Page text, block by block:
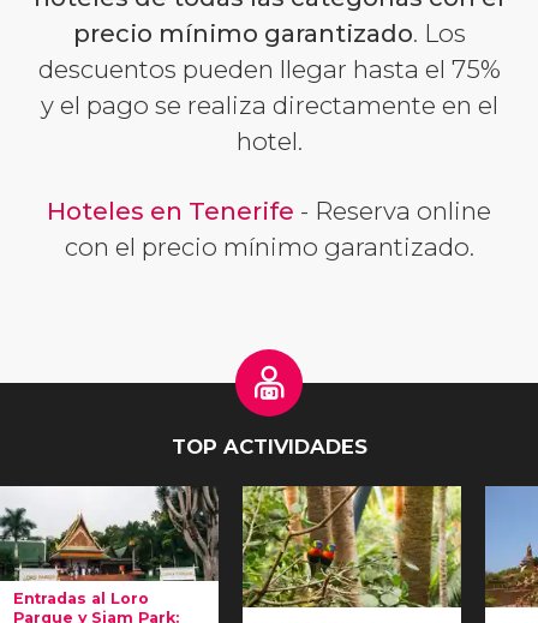
precio mínimo garantizado. Los
descuentos pueden llegar hasta el 75%
y el pago se realiza directamente en el
hotel.
Hoteles en Tenerife - Reserva online
con el precio mínimo garantizado.
TOP ACTIVIDADES
Entradas al Loro
Parque y Siam Park: